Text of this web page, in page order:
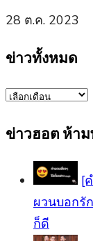
28 ต.ค. 2023
ข่าวทั้งหมด
ข่าว
ข่าวฮอต ห้า
[
ผวนบอกรั
ก็ดี